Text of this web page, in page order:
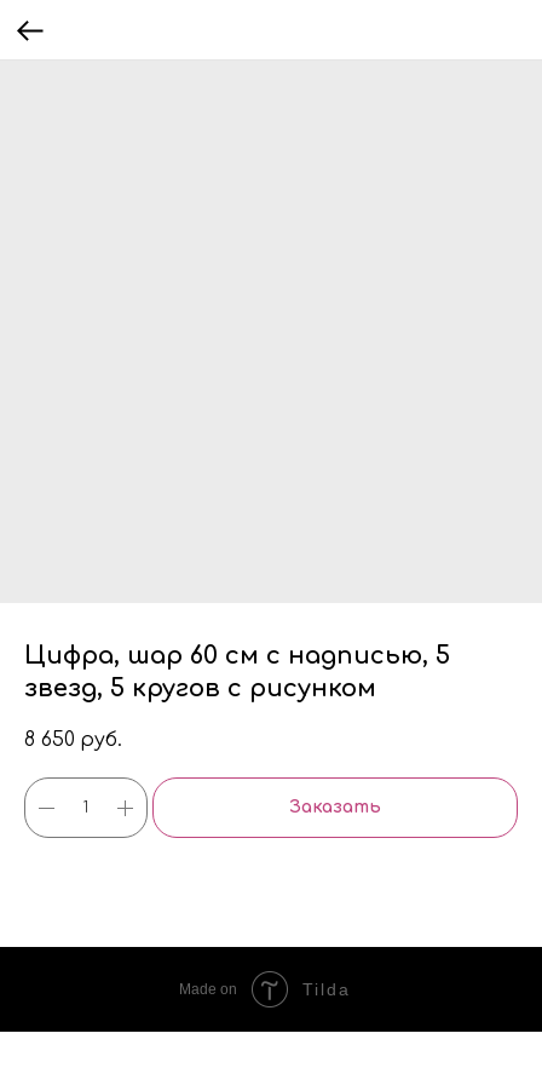
Цифра, шар 60 см с надписью, 5
звезд, 5 кругов с рисунком
8 650 руб.
Заказать
Made on Tilda